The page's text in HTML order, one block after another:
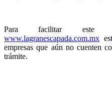
Para facilitar este
www.lagranescapada.com.mx
empresas que aún no cuenten
trámite.